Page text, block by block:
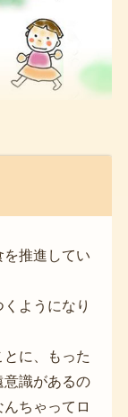
推進してい
ようになり
に、もった
意識があるの
ちゃってロ